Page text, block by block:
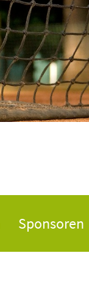
Sponsoren